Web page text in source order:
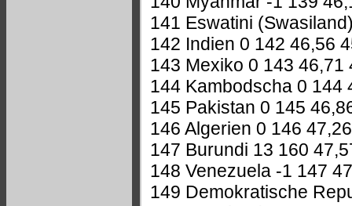
141 Eswatini
142 Indien 0 142 46,56
143 Mexiko 0 143 46,71
144 Kambodscha 0 144
145 Pakistan 0 145
146 Algerien 0 146
147 Burundi 13 160
148 Venezuela -1 147
149 Demokratische